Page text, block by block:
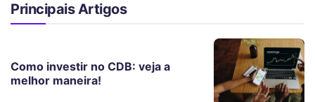
Principais Artigos
Como investir no CDB: veja a
melhor maneira!